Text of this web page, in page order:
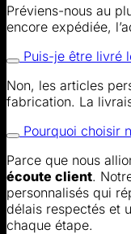
Préviens-nous au
encore expédiée,
Puis-je être livré
Non, les articles
fabrication. La
Pourquoi choisir
Parce que nous
écoute client.
personnalisés qui
délais respectés et
chaque étape.